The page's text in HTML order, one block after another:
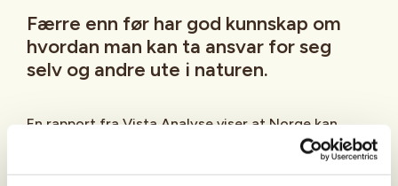
Færre enn før har god kunnskap om
hvordan man kan ta ansvar for seg
selv og andre ute i naturen.
En rapport fra Vista Analyse viser at Norge kan
hente ut en samfunnsøkonomisk gevinst på inntil